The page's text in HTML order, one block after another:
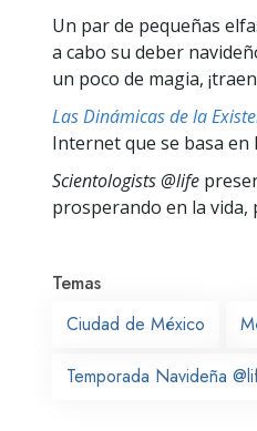
Un par de pequeñas
a cabo su deber
un poco de magia,
Las Dinámicas de la
Internet que se basa en
Scientologists @life
prosperando en la vida,
Temas
Ciudad de México
Temporada Navideña